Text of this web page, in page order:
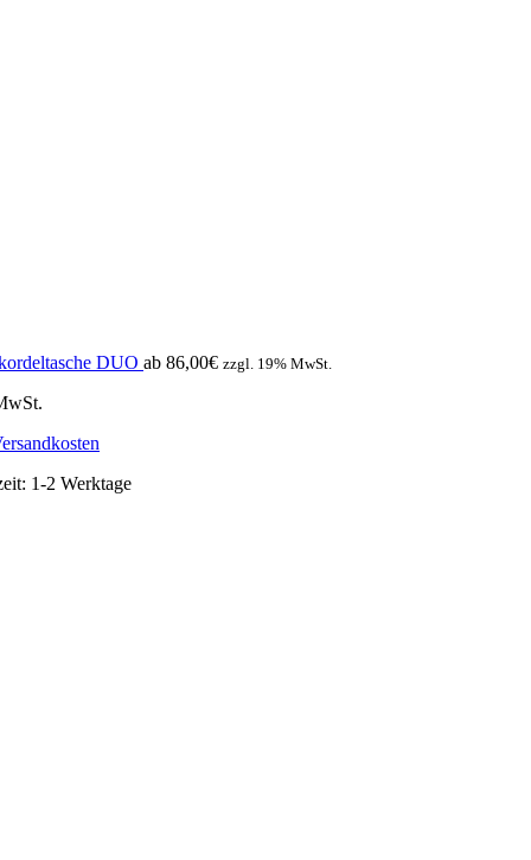
DUO ab 86,00€ zzgl. 19% MwSt.
1-2 Werktage